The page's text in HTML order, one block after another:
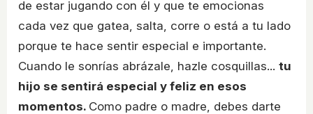
de estar jugando con él y que te emocionas
cada vez que gatea, salta, corre o está a tu lado
porque te hace sentir especial e importante.
Cuando le sonrías abrázale, hazle cosquillas... tu
hijo se sentirá especial y feliz en esos
momentos. Como padre o madre, debes darte